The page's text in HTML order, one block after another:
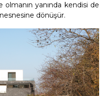
olmanın yanında kendisi de
dönüşür.